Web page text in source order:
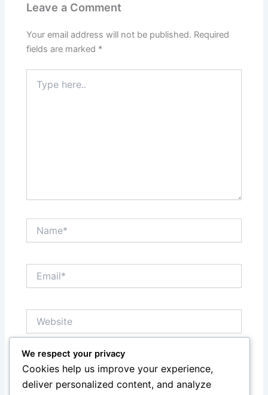
Leave a Comment
Your email address will not be published. Required
fields are marked *
here..
Save my name, email, and website in this browser
for the next time I comment.
We respect your privacy
Cookies help us improve your experience,
deliver personalized content, and analyze